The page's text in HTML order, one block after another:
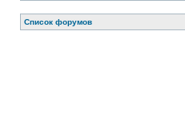
Список форумов